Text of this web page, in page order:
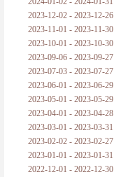
2023-12-02 - 2023-12-26
2023-11-01 - 2023-11-30
2023-10-01 - 2023-10-30
2023-09-06 - 2023-09-27
2023-07-03 - 2023-07-27
2023-06-01 - 2023-06-29
2023-05-01 - 2023-05-29
2023-04-01 - 2023-04-28
2023-03-01 - 2023-03-31
2023-02-02 - 2023-02-27
2023-01-01 - 2023-01-31
2022-12-01 - 2022-12-30